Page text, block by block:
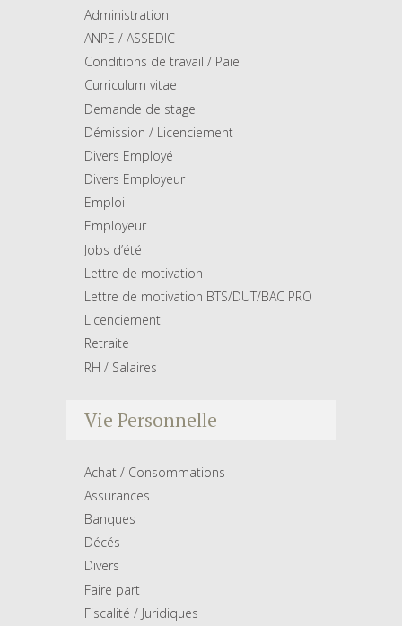
Administration
ANPE / ASSEDIC
Conditions de travail / Paie
Curriculum vitae
Demande de stage
Démission / Licenciement
Divers Employé
Divers Employeur
Emploi
Employeur
Jobs d’été
Lettre de motivation
Lettre de motivation BTS/DUT/BAC PRO
Licenciement
Retraite
RH / Salaires
Vie Personnelle
Achat / Consommations
Assurances
Banques
Décés
Divers
Faire part
Fiscalité / Juridiques